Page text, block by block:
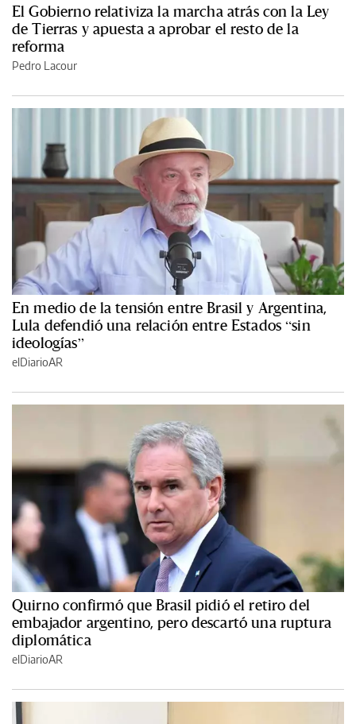
El Gobierno relativiza la marcha atrás con la Ley
de Tierras y apuesta a aprobar el resto de la
reforma
Pedro Lacour
En medio de la tensión entre Brasil y Argentina,
Lula defendió una relación entre Estados “sin
ideologías”
elDiarioAR
Quirno confirmó que Brasil pidió el retiro del
embajador argentino, pero descartó una ruptura
diplomática
elDiarioAR